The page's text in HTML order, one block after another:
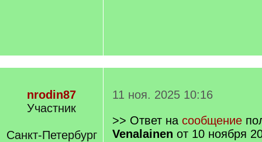
nrodin87
Участник
Санкт-Петербург
11 ноя. 2025 10:16
>> Ответ на сообщение
Venalainen от 10 ноября